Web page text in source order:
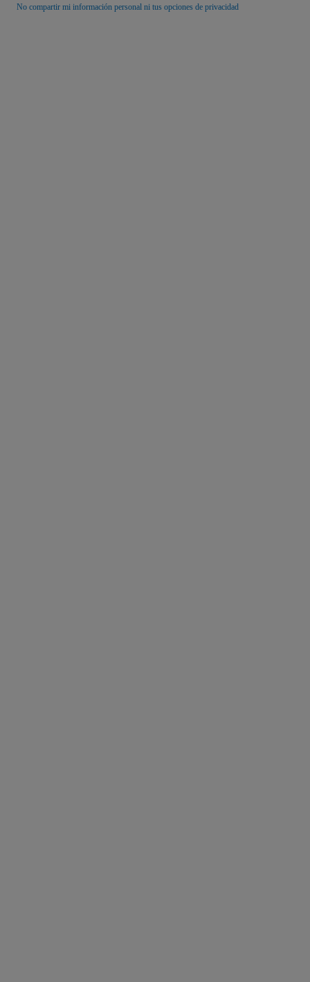
No compartir mi información personal ni tus opciones de privacidad